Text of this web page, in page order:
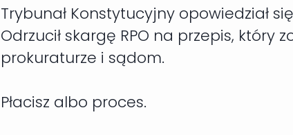
Trybunał Konstytucyjny opowiedział
Odrzucił skargę RPO na przepis,
prokuraturze i sądom.
Płacisz albo proces.